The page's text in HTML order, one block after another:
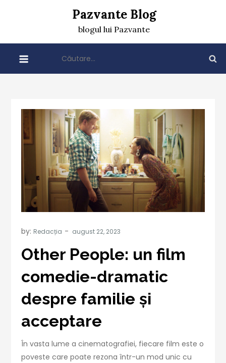
Pazvante Blog
blogul lui Pazvante
după:
by: Redacția
Other People: un film
comedie-dramatic
despre familie și
acceptare
În vasta lume a cinematografiei, fiecare film este o
poveste care poate rezona într-un mod unic cu